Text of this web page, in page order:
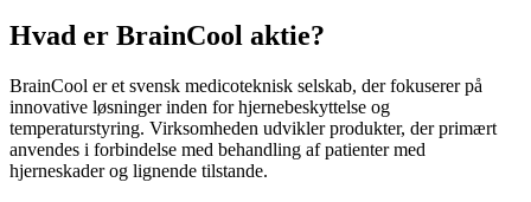
Hvad er BrainCool aktie?
BrainCool er et svensk medicoteknisk selskab, der fokuserer på
innovative løsninger inden for hjernebeskyttelse og
temperaturstyring. Virksomheden udvikler produkter, der primært
anvendes i forbindelse med behandling af patienter med
hjerneskader og lignende tilstande.